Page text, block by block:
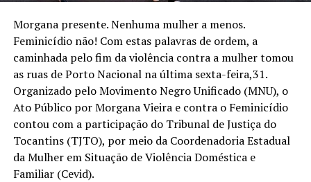
Morgana presente. Nenhuma mulher a menos.
Feminicídio não! Com estas palavras de ordem, a
caminhada pelo fim da violência contra a mulher tomou
as ruas de Porto Nacional na última sexta-feira,31.
Organizado pelo Movimento Negro Unificado (MNU), o
Ato Público por Morgana Vieira e contra o Feminicídio
contou com a participação do Tribunal de Justiça do
Tocantins (TJTO), por meio da Coordenadoria Estadual
da Mulher em Situação de Violência Doméstica e
Familiar (Cevid).